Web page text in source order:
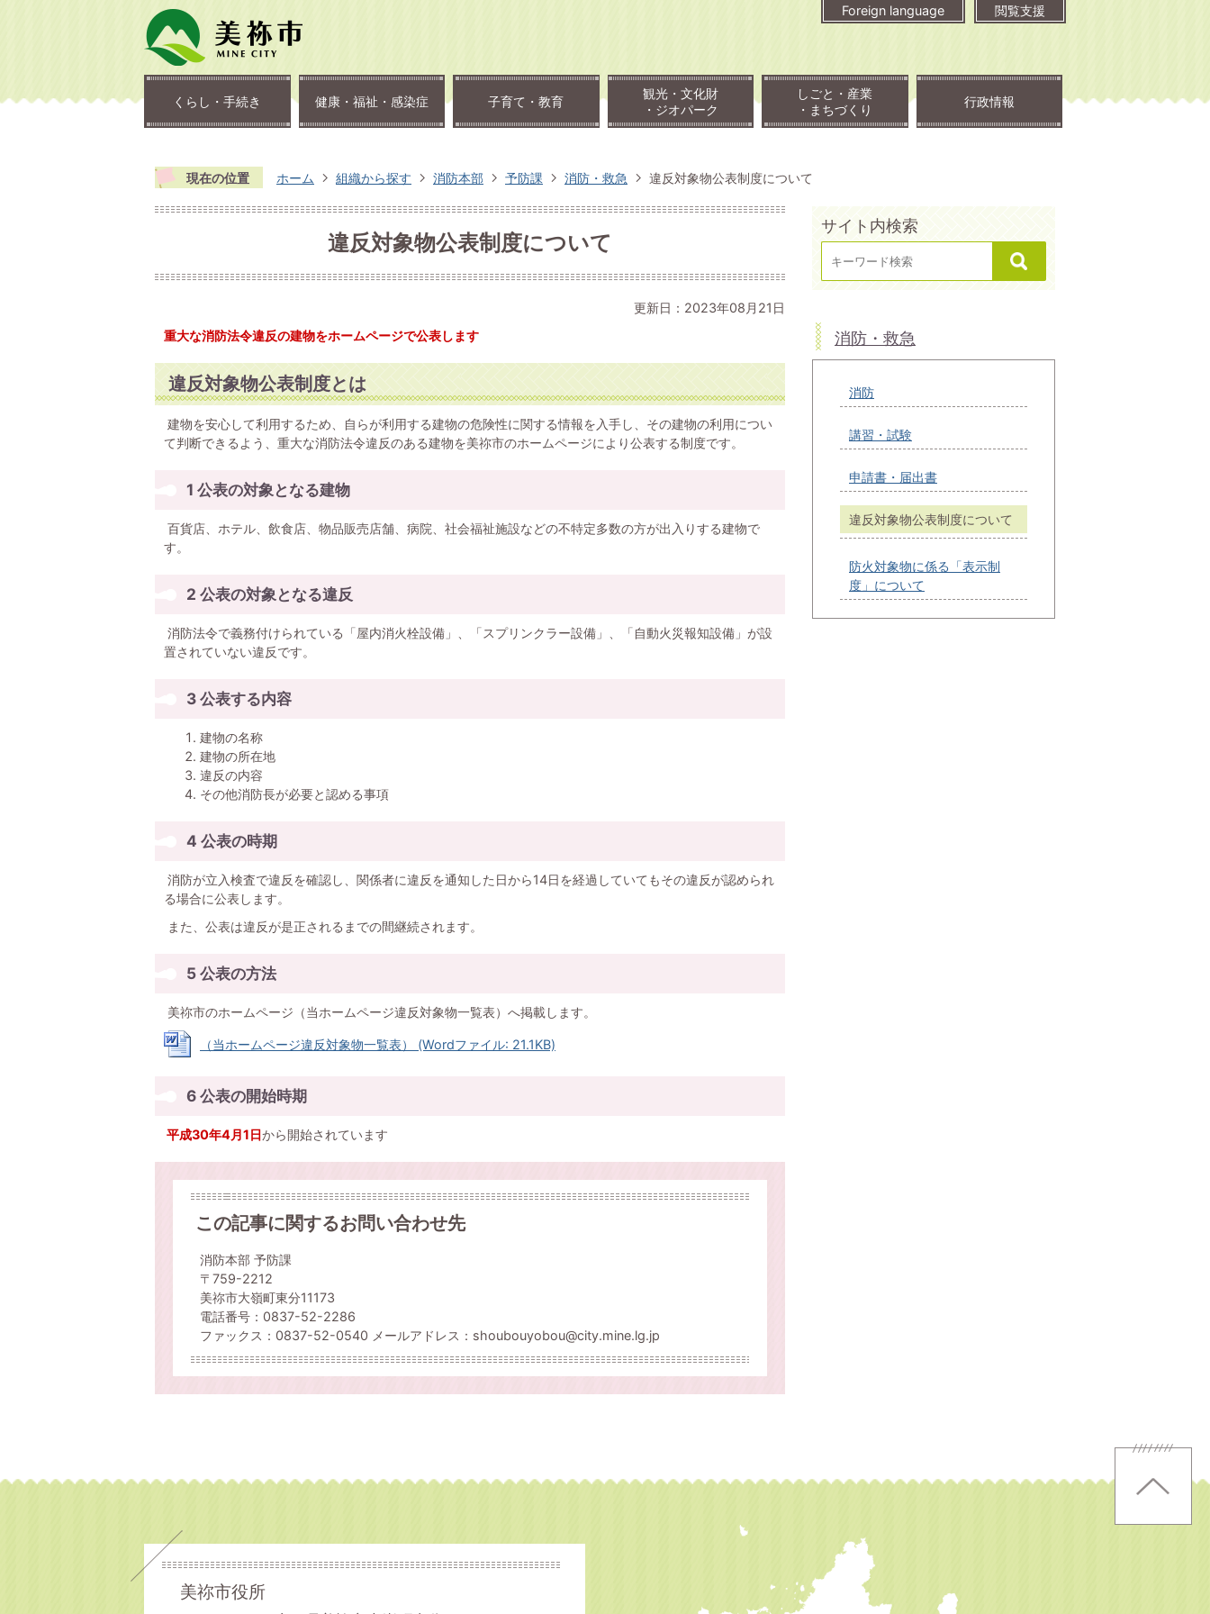
Foreign language 閲覧支援
くらし・手続き 健康・福祉・感染症 子育て・教育
観光・文化財
・ジオパーク
しごと・産業
・まちづくり
行政情報
現在の位置 ホーム 組織から探す 消防本部 予防課 消防・救急 違反対象物公表制度について
違反対象物公表制度について
更新日：2023年08月21日
重大な消防法令違反の建物をホームページで公表します
違反対象物公表制度とは
建物を安心して利用するため、自らが利用する建物の危険性に関する情報を入手し、その建物の利用につい
て判断できるよう、重大な消防法令違反のある建物を美祢市のホームページにより公表する制度です。
1 公表の対象となる建物
百貨店、ホテル、飲食店、物品販売店舗、病院、社会福祉施設などの不特定多数の方が出入りする建物で
す。
2 公表の対象となる違反
消防法令で義務付けられている「屋内消火栓設備」、「スプリンクラー設備」、「自動火災報知設備」が設
置されていない違反です。
3 公表する内容
建物の名称
建物の所在地
違反の内容
その他消防長が必要と認める事項
4 公表の時期
消防が立入検査で違反を確認し、関係者に違反を通知した日から14日を経過していてもその違反が認められ
る場合に公表します。
また、公表は違反が是正されるまでの間継続されます。
5 公表の方法
美祢市のホームページ（当ホームページ違反対象物一覧表）へ掲載します。
（当ホームページ違反対象物一覧表） (Wordファイル: 21.1KB)
6 公表の開始時期
平成30年4月1日から開始されています
この記事に関するお問い合わせ先
消防本部 予防課
〒759-2212
美祢市大嶺町東分11173
電話番号：0837-52-2286
ファックス：0837-52-0540 メールアドレス：shoubouyobou@city.mine.lg.jp
サイト内検索
消防・救急
消防
講習・試験
申請書・届出書
違反対象物公表制度について
防火対象物に係る「表示制
度」について
美祢市役所